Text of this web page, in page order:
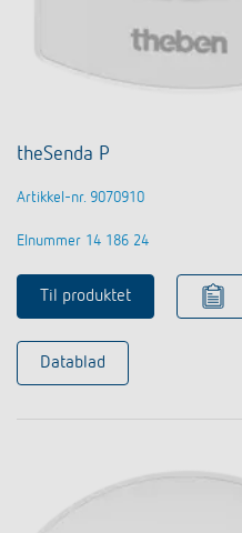
theSenda P
Artikkel-nr. 9070910
Elnummer 14 186 24
Til produktet
Datablad